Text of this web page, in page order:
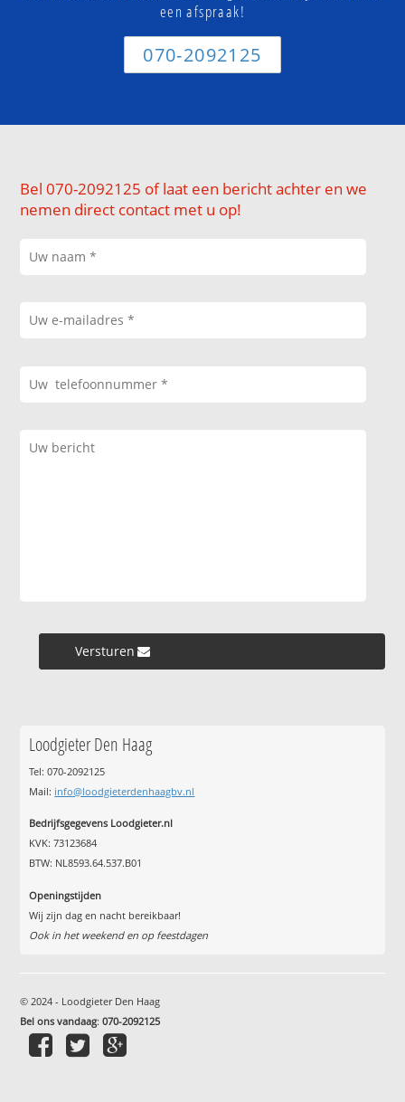
een afspraak!
070-2092125
Bel 070-2092125 of laat een bericht achter en we
nemen direct contact met u op!
Versturen »
Loodgieter Den Haag
Tel: 070-2092125
Mail: info@loodgieterdenhaagbv.nl
Bedrijfsgegevens Loodgieter.nl
KVK: 73123684
BTW: NL8593.64.537.B01
Openingstijden
Wij zijn dag en nacht bereikbaar!
Ook in het weekend en op feestdagen
© 2024 - Loodgieter Den Haag
Bel ons vandaag:070-2092125